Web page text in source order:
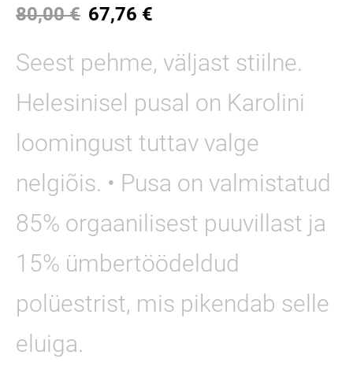
80,00 € 67,76 €
Seest pehme, väljast stiilne.
Helesinisel pusal on Karolini
loomingust tuttav valge
nelgiõis. • Pusa on valmistatud
85% orgaanilisest puuvillast ja
15% ümbertöödeldud
polüestrist, mis pikendab selle
eluiga.